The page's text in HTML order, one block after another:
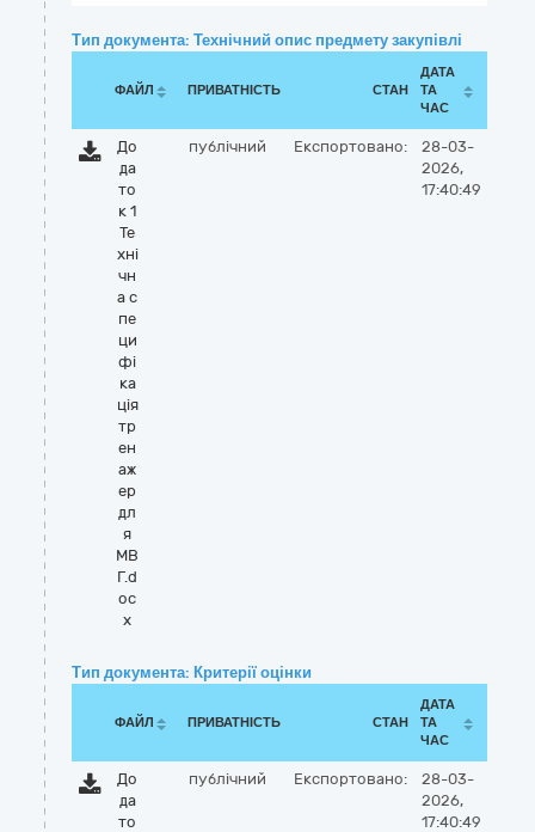
Тип документа: Технічний опис предмету закупівлі
ФАЙЛ ПРИВАТНІСТЬ СТАН
ДАТА
ТА
ЧАС
До
да
то
к 1
Те
хні
чн
а с
пе
ци
фі
ка
ція
тр
ен
аж
ер
дл
я
МВ
Г.d
oc
x
публічний Експортовано:
28-03-
2026,
17:40:49
Тип документа: Критерії оцінки
ФАЙЛ ПРИВАТНІСТЬ СТАН
ДАТА
ТА
ЧАС
До
да
то
публічний Експортовано:
28-03-
2026,
17:40:49